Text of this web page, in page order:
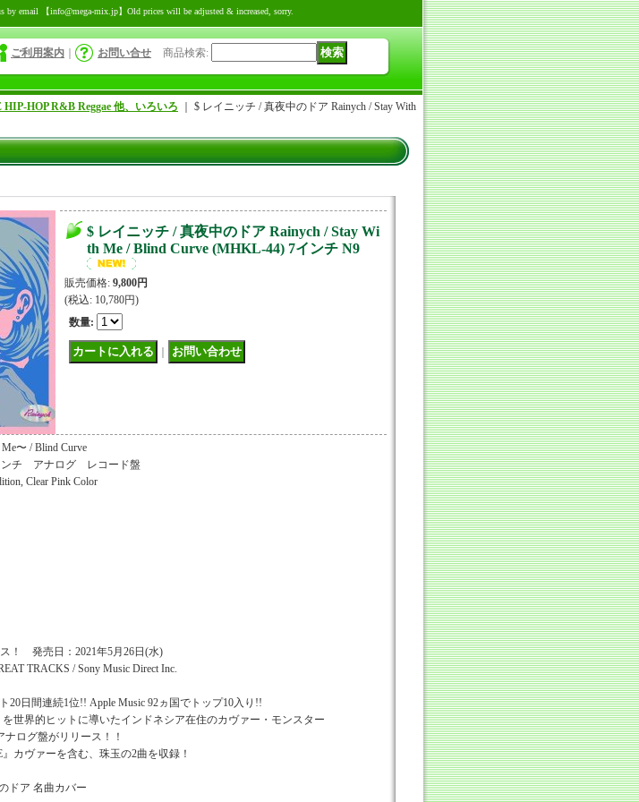
by email 【info@mega-mix.jp】Old prices will be adjusted & increased, sorry.
ご利用案内 お問い合せ 商品検索:
HOP R&B Reggae 他、いろいろ
$ レイニッチ / 真夜中のドア Rainych / Stay With
$ レイニッチ / 真夜中のドア Rainych / Stay Wi
th Me / Blind Curve (MHKL-44) 7インチ N9
販売価格: 9,800円
(税込: 10,780円)
数量:
〜 / Blind Curve
ンチ アナログ レコード盤
Clear Pink Color
！ 発売日：2021年5月26日(水)
TRACKS / Sony Music Direct Inc.
20日間連続1位!! Apple Music 92ヵ国でトップ10入り!!
を世界的ヒットに導いたインドネシア在住のカヴァー・モンスター
ナログ盤がリリース！！
カヴァーを含む、珠玉の2曲を収録！
ドア 名曲カバー